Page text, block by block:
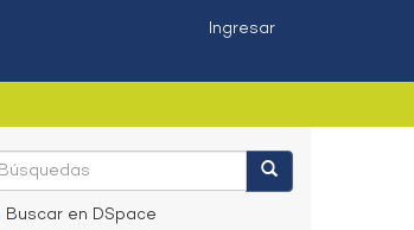
Ingresar
Buscar en DSpace